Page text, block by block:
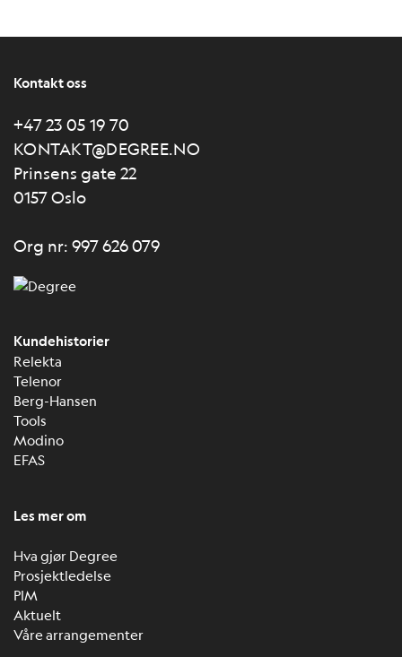
Kontakt oss
+47 23 05 19 70
KONTAKT@DEGREE.NO
Prinsens gate 22
0157 Oslo
Org nr: 997 626 079
Kundehistorier
Relekta
Telenor
Berg-Hansen
Tools
Modino
EFAS
Les mer om
Hva gjør Degree
Prosjektledelse
PIM
Aktuelt
Våre arrangementer